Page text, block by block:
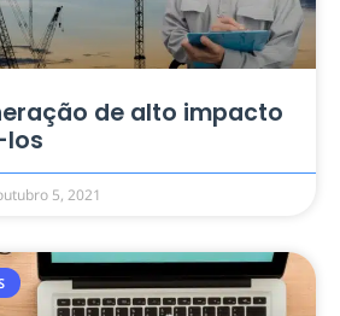
de alto impacto
los
5, 2021